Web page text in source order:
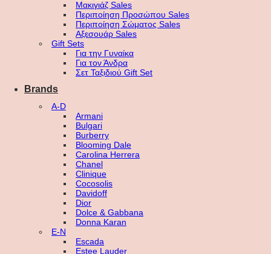
Μακιγιάζ Sales
Περιποίηση Προσώπου Sales
Περιποίηση Σώματος Sales
Αξεσουάρ Sales
Gift Sets
Για την Γυναίκα
Για τον Άνδρα
Σετ Ταξιδιού Gift Set
Brands
A-D
Armani
Bulgari
Burberry
Blooming Dale
Carolina Herrera
Chanel
Clinique
Cocosolis
Davidoff
Dior
Dolce & Gabbana
Donna Karan
E-N
Escada
Estee Lauder